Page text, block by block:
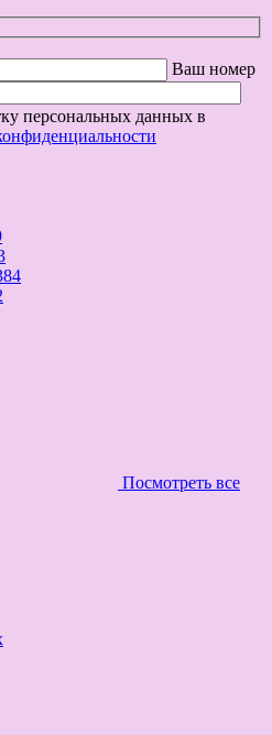
Ваш номер
персональных данных в
Посмотреть все